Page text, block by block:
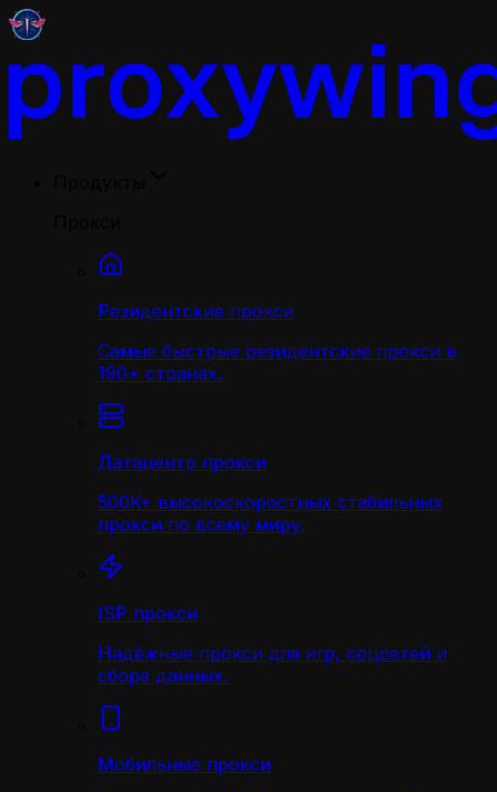
Резидентские прокси
Самые быстрые резидентские прокси в
190+ странах.
Датацентр прокси
500K+ высокоскоростных стабильных
прокси по всему миру.
ISP прокси
Надёжные прокси для игр, соцсетей и
сбора данных.
Мобильные прокси